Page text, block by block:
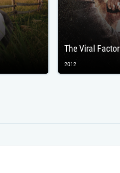
The Viral Factor
2012